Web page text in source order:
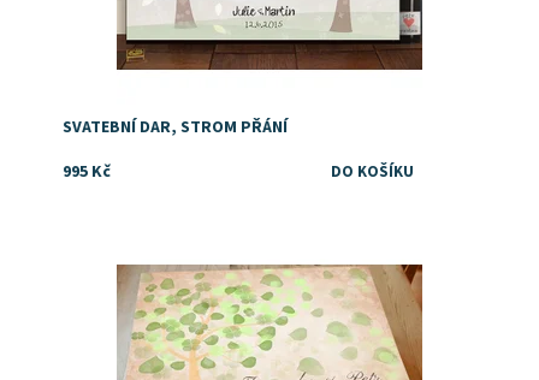
SVATEBNÍ DAR, STROM PŘÁNÍ
995 Kč